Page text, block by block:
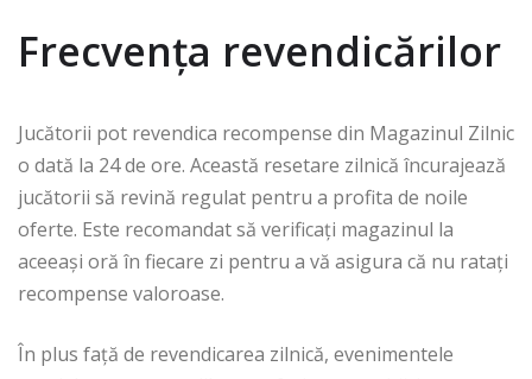
Frecvența revendicărilor
Jucătorii pot revendica recompense din Magazinul Zilnic
o dată la 24 de ore. Această resetare zilnică încurajează
jucătorii să revină regulat pentru a profita de noile
oferte. Este recomandat să verificați magazinul la
aceeași oră în fiecare zi pentru a vă asigura că nu ratați
recompense valoroase.
În plus față de revendicarea zilnică, evenimentele